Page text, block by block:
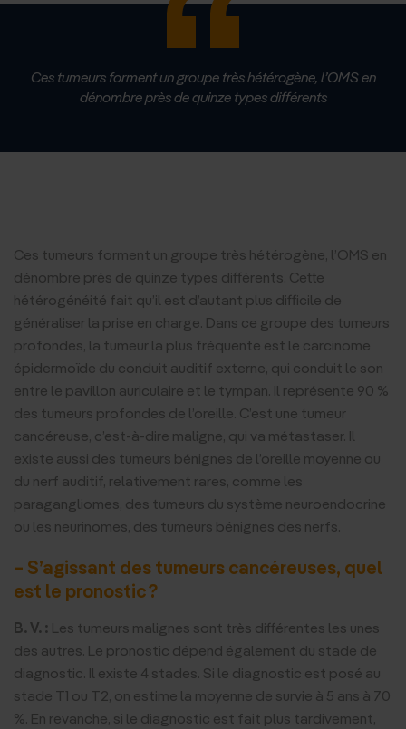
Ces tumeurs forment un groupe très hétérogène, l’OMS en
dénombre près de quinze types différents
Ces tumeurs forment un groupe très hétérogène, l’OMS en
dénombre près de quinze types différents. Cette
hétérogénéité fait qu’il est d’autant plus difficile de
généraliser la prise en charge. Dans ce groupe des tumeurs
profondes, la tumeur la plus fréquente est le carcinome
épidermoïde du conduit auditif externe, qui conduit le son
entre le pavillon auriculaire et le tympan. Il représente 90 %
des tumeurs profondes de l’oreille. C’est une tumeur
cancéreuse, c’est-à-dire maligne, qui va métastaser. Il
existe aussi des tumeurs bénignes de l’oreille moyenne ou
du nerf auditif, relativement rares, comme les
paragangliomes, des tumeurs du système neuroendocrine
ou les neurinomes, des tumeurs bénignes des nerfs.
– S’agissant des tumeurs cancéreuses, quel
est le pronostic ?
B. V. : Les tumeurs malignes sont très différentes les unes
des autres. Le pronostic dépend également du stade de
diagnostic. Il existe 4 stades. Si le diagnostic est posé au
stade T1 ou T2, on estime la moyenne de survie à 5 ans à 70
%. En revanche, si le diagnostic est fait plus tardivement,